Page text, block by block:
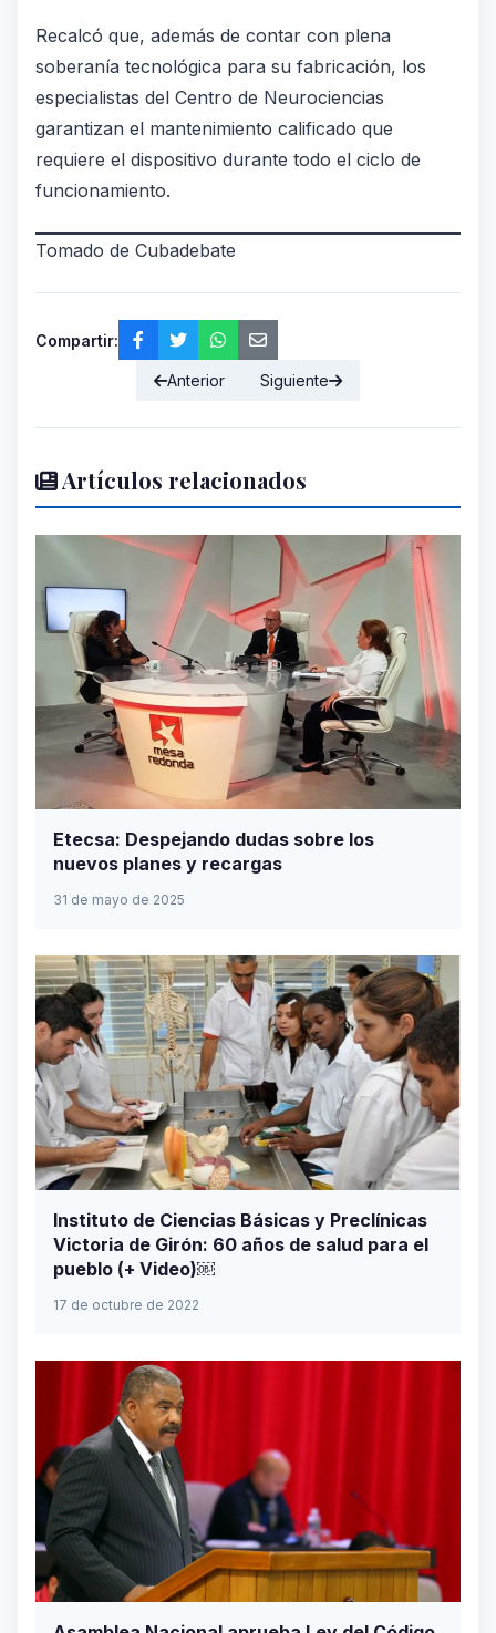
Recalcó que, además de contar con plena
soberanía tecnológica para su fabricación, los
especialistas del Centro de Neurociencias
garantizan el mantenimiento calificado que
requiere el dispositivo durante todo el ciclo de
funcionamiento.
Tomado de Cubadebate
Compartir:
Anterior Siguiente
Artículos relacionados
Etecsa: Despejando dudas sobre los
nuevos planes y recargas
31 de mayo de 2025
Instituto de Ciencias Básicas y Preclínicas
Victoria de Girón: 60 años de salud para el
pueblo (+ Video)￼
17 de octubre de 2022